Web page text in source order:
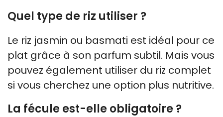
Quel type de riz utiliser ?
Le riz jasmin ou basmati est idéal pour ce
plat grâce à son parfum subtil. Mais vous
pouvez également utiliser du riz complet
si vous cherchez une option plus nutritive.
La fécule est-elle obligatoire ?